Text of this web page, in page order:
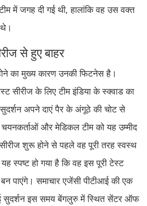
में जगह दी गई थी, हालांकि वह उस वक्त
से हुए बाहर
का मुख्य कारण उनकी फिटनेस है।
सीरीज के लिए टीम इंडिया के स्क्वाड का
अपने दाएं पैर के अंगूठे की चोट से
और मेडिकल टीम को यह उम्मीद
शुरू होने से पहले वह पूरी तरह स्वस्थ
स्पष्ट हो गया है कि वह इस पूरी टेस्ट
बन पाएंगे। समाचार एजेंसी पीटीआई की एक
सुदर्शन इस समय बेंगलुरु में स्थित सेंटर ऑफ